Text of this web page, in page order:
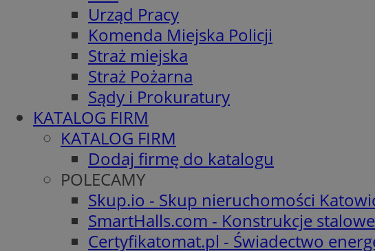
Urząd Pracy
Komenda Miejska Policji
Straż miejska
Straż Pożarna
Sądy i Prokuratury
KATALOG FIRM
KATALOG FIRM
Dodaj firmę do katalogu
POLECAMY
Skup.io - Skup nieruchomości
SmartHalls.com - Konstrukcje stalowe
Certyfikatomat.pl - Świadectwo